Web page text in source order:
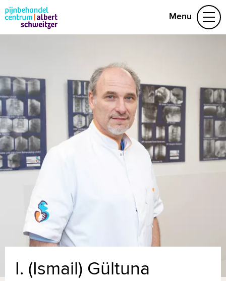
Menu
Behandelteam
Folders
Contact
(078) 654 22 19
Naar home asz.nl
I. (Ismail) Gültuna